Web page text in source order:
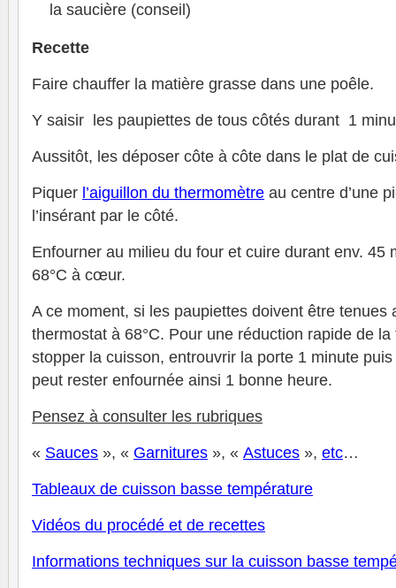
la saucière (conseil)
Recette
Faire chauffer la matière grasse dans une poêle.
Y saisir les paupiettes de tous côtés durant 1
Aussitôt, les déposer côte à côte dans le plat de
Piquer l’aiguillon du thermomètre au centre d’une
l’insérant par le côté.
Enfourner au milieu du four et cuire durant env. 45
68°C à cœur.
A ce moment, si les paupiettes doivent être tenues
thermostat à 68°C. Pour une réduction rapide de
stopper la cuisson, entrouvrir la porte 1 minute
peut rester enfournée ainsi 1 bonne heure.
Pensez à consulter les rubriques
« Sauces », « Garnitures », « Astuces », etc…
Tableaux de cuisson basse température
Vidéos du procédé et de recettes
Informations techniques sur la cuisson basse